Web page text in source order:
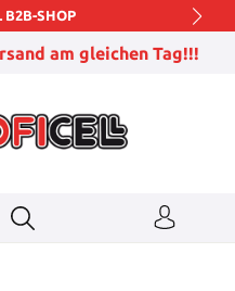
B2B-SHOP
am gleichen Tag!!!